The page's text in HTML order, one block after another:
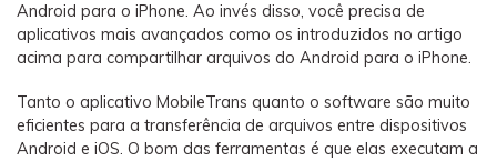
Android para o iPhone. Ao invés disso, você precisa de
aplicativos mais avançados como os introduzidos no artigo
acima para compartilhar arquivos do Android para o iPhone.
Tanto o aplicativo MobileTrans quanto o software são muito
eficientes para a transferência de arquivos entre dispositivos
Android e iOS. O bom das ferramentas é que elas executam a